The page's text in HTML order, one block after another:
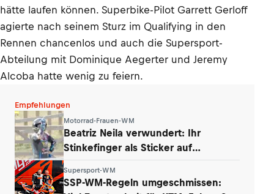
hätte laufen können. Superbike-Pilot Garrett Gerloff
agierte nach seinem Sturz im Qualifying in den
Rennen chancenlos und auch die Supersport-
Abteilung mit Dominique Aegerter und Jeremy
Alcoba hatte wenig zu feiern.
Empfehlungen
Motorrad-Frauen-WM
Beatriz Neila verwundert: Ihr
Stinkefinger als Sticker auf
Supersport-WM
SSP-WM-Regeln umgeschmissen: